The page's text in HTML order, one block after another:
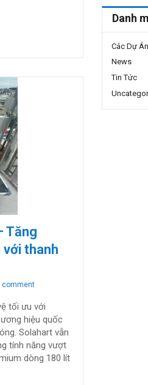
Tăng
thanh
commenton Solahart Australia – Tăng
tối ưu với
hiệu quốc
Solahart vẫn
tính năng vượt
dòng 180 lít
Danh
Các Dự
News
Tin Tức